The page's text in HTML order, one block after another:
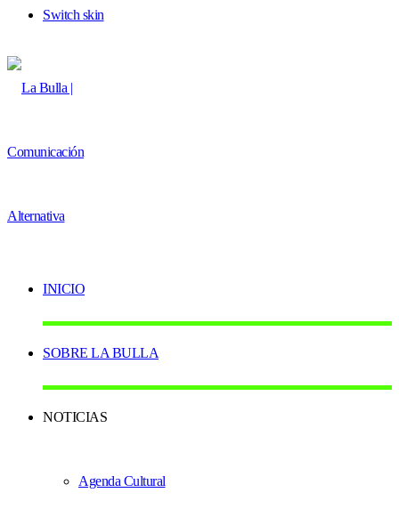
Switch skin
INICIO
SOBRE LA BULLA
NOTICIAS
Agenda Cultural